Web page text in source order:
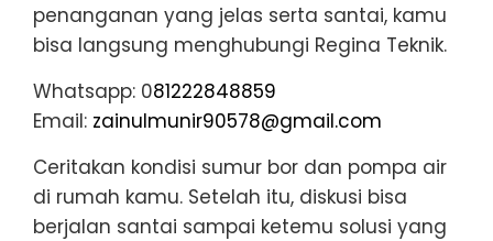
penanganan yang jelas serta santai, kamu
bisa langsung menghubungi Regina Teknik.
Whatsapp: 081222848859
Email: zainulmunir90578@gmail.com
Ceritakan kondisi sumur bor dan pompa air
di rumah kamu. Setelah itu, diskusi bisa
berjalan santai sampai ketemu solusi yang